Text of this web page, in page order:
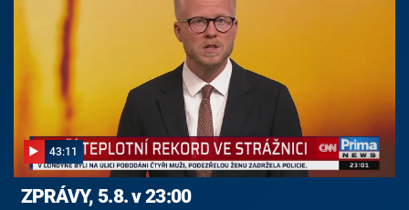
43:11
ZPRÁVY, 5.8. v 23:00